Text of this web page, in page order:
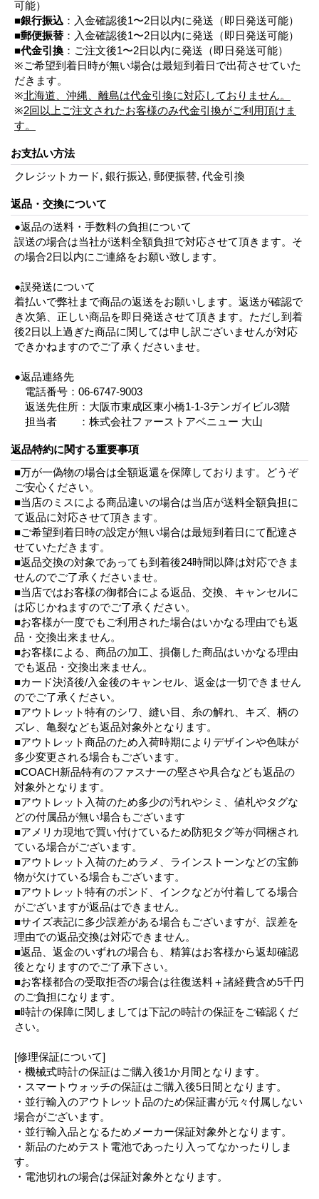
可能）
■銀行振込 ：入金確認後1〜2日以内に発送（即日発送可能）
■郵便振替 ：入金確認後1〜2日以内に発送（即日発送可能）
■代金引換 ：ご注文後1〜2日以内に発送（即日発送可能）
※ご希望到着日時が無い場合は最短到着日で出荷させていた
だきます。
※北海道、沖縄、離島は代金引換に対応しておりません。
※2回以上ご注文されたお客様のみ代金引換がご利用頂けま
す。
お支払い方法
クレジットカード, 銀行振込, 郵便振替, 代金引換
返品・交換について
●返品の送料・手数料の負担について
誤送の場合は当社が送料全額負担で対応させて頂きます。そ
の場合2日以内にご連絡をお願い致します。
●誤発送について
着払いで弊社まで商品の返送をお願いします。返送が確認で
き次第、正しい商品を即日発送させて頂きます。ただし到着
後2日以上過ぎた商品に関しては申し訳ございませんが対応
できかねますのでご了承くださいませ。
●返品連絡先
電話番号：06-6747-9003
返送先住所：大阪市東成区東小橋1-1-3テンガイビル3階
担当者 ：株式会社ファーストアベニュー 大山
返品特約に関する重要事項
■万が一偽物の場合は全額返還を保障しております。どうぞ
ご安心ください。
■当店のミスによる商品違いの場合は当店が送料全額負担に
て返品に対応させて頂きます。
■ご希望到着日時の設定が無い場合は最短到着日にて配達さ
せていただきます。
■返品交換の対象であっても到着後24時間以降は対応できま
せんのでご了承くださいませ。
■当店ではお客様の御都合による返品、交換、キャンセルに
は応じかねますのでご了承ください。
■お客様が一度でもご利用された場合はいかなる理由でも返
品・交換出来ません。
■お客様による、商品の加工、損傷した商品はいかなる理由
でも返品・交換出来ません。
■カード決済後/入金後のキャンセル、返金は一切できません
のでご了承ください。
■アウトレット特有のシワ、縫い目、糸の解れ、キズ、柄の
ズレ、亀裂なども返品対象外となります。
■アウトレット商品のため入荷時期によりデザインや色味が
多少変更される場合もございます。
■COACH新品特有のファスナーの堅さや具合なども返品の
対象外となります。
■アウトレット入荷のため多少の汚れやシミ、値札やタグな
どの付属品が無い場合もございます
■アメリカ現地で買い付けているため防犯タグ等が同梱され
ている場合がございます。
■アウトレット入荷のためラメ、ラインストーンなどの宝飾
物が欠けている場合もございます。
■アウトレット特有のボンド、インクなどが付着してる場合
がございますが返品はできません。
■サイズ表記に多少誤差がある場合もございますが、誤差を
理由での返品交換は対応できません。
■返品、返金のいずれの場合も、精算はお客様から返却確認
後となりますのでご了承下さい。
■お客様都合の受取拒否の場合は往復送料＋諸経費含め5千円
のご負担になります。
■時計の保障に関しましては下記の時計の保証をご確認くだ
さい。
[修理保証について]
・機械式時計の保証はご購入後1か月間となります。
・スマートウォッチの保証はご購入後5日間となります。
・並行輸入のアウトレット品のため保証書が元々付属しない
場合がございます。
・並行輸入品となるためメーカー保証対象外となります。
・新品のためテスト電池であったり入ってなかったりしま
す。
・電池切れの場合は保証対象外となります。